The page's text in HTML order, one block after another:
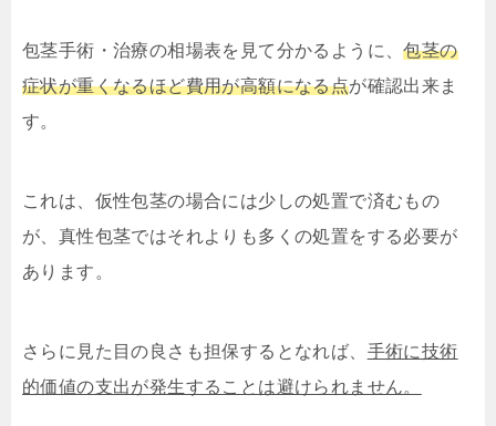
包茎手術・治療の相場表を見て分かるように、包茎の
症状が重くなるほど費用が高額になる点が確認出来ま
す。
これは、仮性包茎の場合には少しの処置で済むもの
が、真性包茎ではそれよりも多くの処置をする必要が
あります。
さらに見た目の良さも担保するとなれば、 手術に技術
的価値の支出が発生することは避けられません。